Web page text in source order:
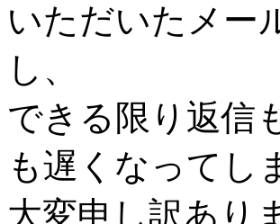
いただいたメー
し、
できる限り返信
も遅くなってし
大変申し訳あり